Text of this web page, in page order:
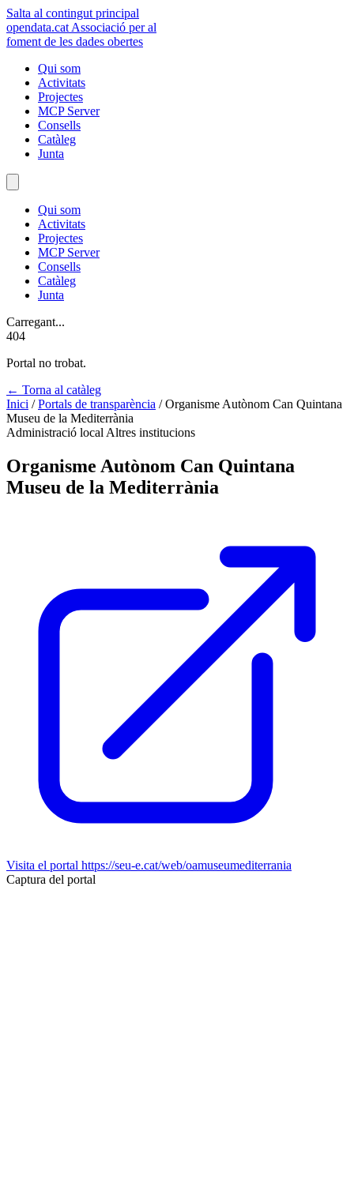
Salta al contingut principal
opendata.cat Associació per al
foment de les dades obertes
Qui som
Activitats
Projectes
MCP Server
Consells
Catàleg
Junta
Qui som
Activitats
Projectes
MCP Server
Consells
Catàleg
Junta
Carregant...
404
Portal no trobat.
← Torna al catàleg
Inici / Portals de transparència / Organisme Autònom Can Quintana
Museu de la Mediterrània
Administració local Altres institucions
Organisme Autònom Can Quintana
Museu de la Mediterrània
Visita el portal https://seu-e.cat/web/oamuseumediterrania
Captura del portal